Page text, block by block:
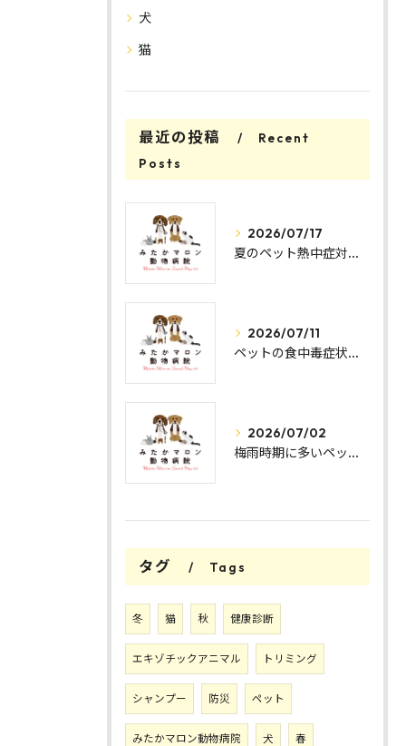
犬
猫
最近の投稿
Recent
Posts
2026/07/17
夏のペット熱中症対策と安全管理
2026/07/11
ペットの食中毒症状と予防法解説
2026/07/02
梅雨時期に多いペットの皮膚トラブル対策
タグ Tags
冬 猫 秋 健康診断
エキゾチックアニマル トリミング
シャンプー 防災 ペット
みたかマロン動物病院 犬 春